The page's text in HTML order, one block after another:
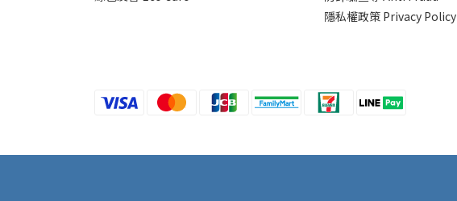
隱私權政策 Privacy Policy